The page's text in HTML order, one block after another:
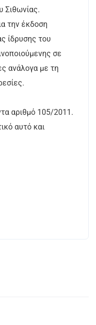
Σιθωνίας.
την έκδοση
ίδρυσης του
σε
ανάλογα με τη
αριθμό 105/2011.
αυτό και